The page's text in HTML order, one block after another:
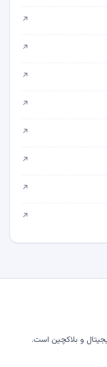
↗
↗
↗
↗
↗
↗
↗
↗
و بلاکچین است.